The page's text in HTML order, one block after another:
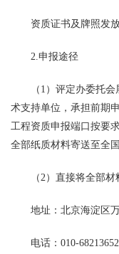
资质证书及牌照发
2.申报途径
（1）评定办委托
术支持单位，承担前期
工程资质申报端口按要
全部纸质材料寄送至全
（2）直接将全部
地址：北京海淀区
电话：010-68213652